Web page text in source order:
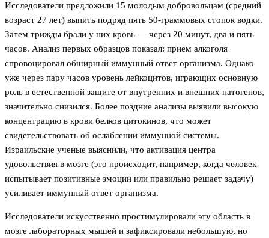
Исследователи предложили 15 молодым добровольцам (средний
возраст 27 лет) выпить подряд пять 50-граммовых стопок водки.
Затем трижды брали у них кровь — через 20 минут, два и пять
часов. Анализ первых образцов показал: прием алкоголя
спровоцировал обширный иммунный ответ организма. Однако
уже через пару часов уровень лейкоцитов, играющих основную
роль в естественной защите от внутренних и внешних патогенов,
значительно снизился. Более поздние анализы выявили высокую
концентрацию в крови белков цитокинов, что может
свидетельствовать об ослаблении иммунной системы.
Израильские ученые выяснили, что активация центра
удовольствия в мозге (это происходит, например, когда человек
испытывает позитивные эмоции или правильно решает задачу)
усиливает иммунный ответ организма.
Исследователи искусственно простимулировали эту область в
мозге лабораторных мышей и зафиксировали небольшую, но